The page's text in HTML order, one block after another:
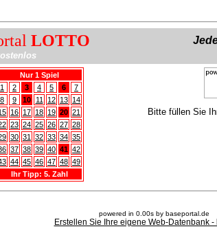
LOTTO
Nur 1 Spiel
1
2 3 4 5 6
7
8
9 10 11 12 13 14
16 17 18 19 20 21
23 24 25 26 27 28
30 31 32 33 34 35
37 38 39 40 41 42
44 45 46 47 48 49
Ihr Tipp: 5. Zahl
Bitte füllen Sie
powered in 0.00s by baseportal.de
Erstellen Sie Ihre eigene Web-Datenbank -